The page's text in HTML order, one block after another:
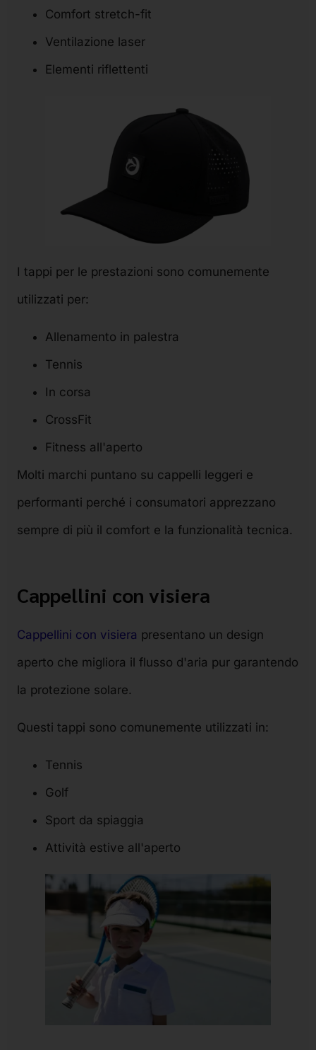
Comfort stretch-fit
Ventilazione laser
Elementi riflettenti
I tappi per le prestazioni sono comunemente
utilizzati per:
Allenamento in palestra
Tennis
In corsa
CrossFit
Fitness all'aperto
Molti marchi puntano su cappelli leggeri e
performanti perché i consumatori apprezzano
sempre di più il comfort e la funzionalità tecnica.
Cappellini con visiera
Cappellini con visiera presentano un design
aperto che migliora il flusso d'aria pur garantendo
la protezione solare.
Questi tappi sono comunemente utilizzati in:
Tennis
Golf
Sport da spiaggia
Attività estive all'aperto